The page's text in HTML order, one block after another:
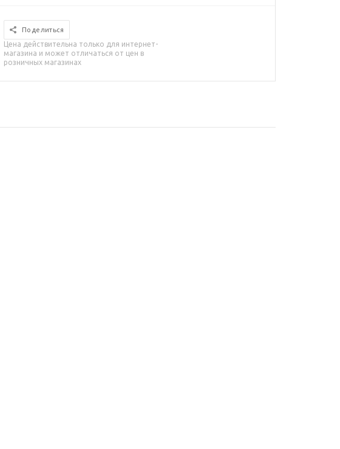
Поделиться
Цена действительна только для интернет-
магазина и может отличаться от цен в
розничных магазинах